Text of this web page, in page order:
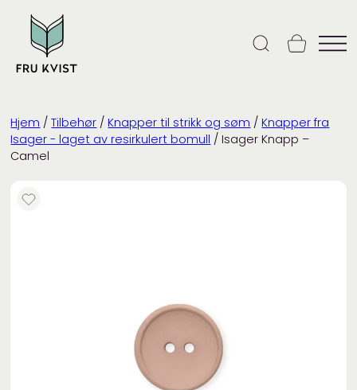
content
Hjem /Tilbehør / Knapper til strikk og søm / Knapper fra
Isager - laget av resirkulert bomull / Isager Knapp –
Camel